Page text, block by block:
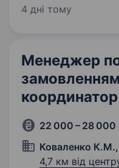
роботи: графік: Пн-Пт; стабільна заробітна
4 дні тому
Менеджер по
координатор
22 000 – 28 000
Коваленко
4,7 км від